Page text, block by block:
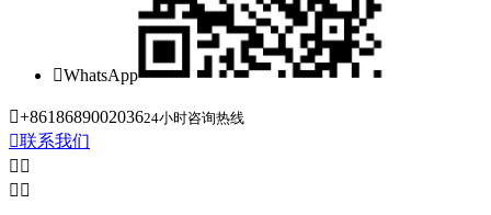
WhatsApp
+861868900203624小时咨询热线
联系我们
 
 